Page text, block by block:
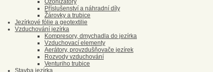
Ozonizátory
Příslušenství a náhradní díly
Žárovky a trubice
Jezírkové fólie a geotextilie
Vzduchování jezírka
Kompresory, dmychadla do jezírka
Vzduchovací elementy
Aerátory, provzdušňovače jezírek
Rozvody vzduchování
Venturiho trubice
Stavba jezírka